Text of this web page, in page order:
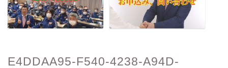
E4DDAA95-F540-4238-A94D-